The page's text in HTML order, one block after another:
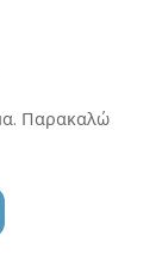
Παρακαλώ